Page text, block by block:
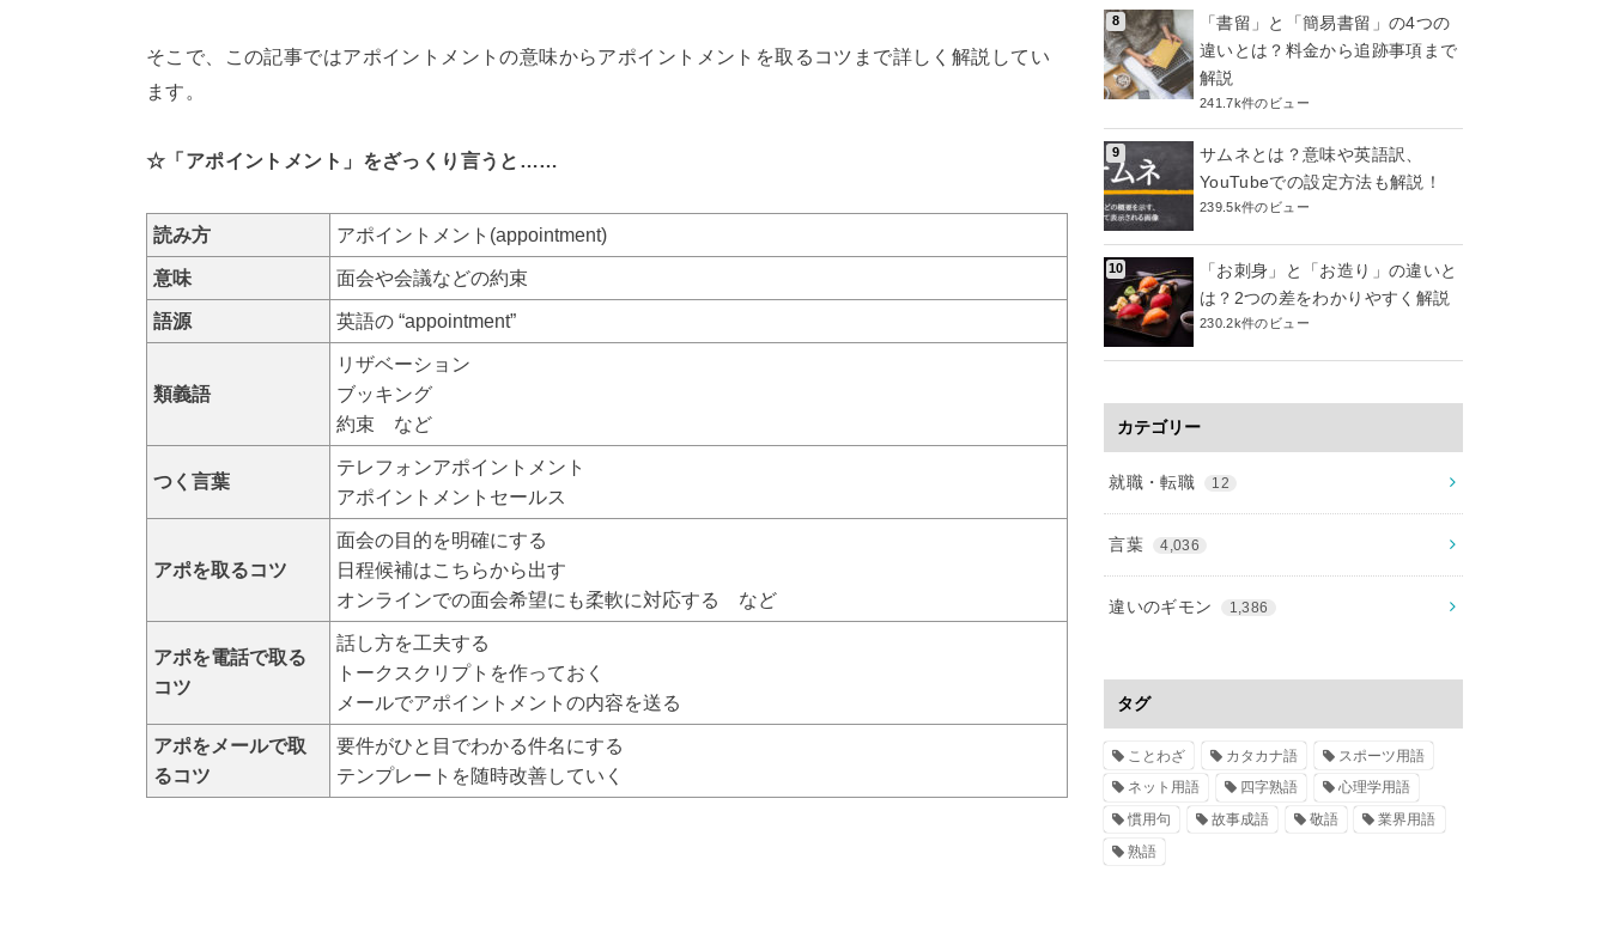
そこで、この記事ではアポイントメントの意味からアポイントメントを取るコツまで詳しく解説してい
ます。
☆「アポイントメント」をざっくり言うと……
読み方 アポイントメント(appointment)
意味 面会や会議などの約束
語源 英語の “appointment”
類義語
リザベーション
ブッキング
約束 など
つく言葉
テレフォンアポイントメント
アポイントメントセールス
アポを取るコツ
面会の目的を明確にする
日程候補はこちらから出す
オンラインでの面会希望にも柔軟に対応する など
アポを電話で取る
コツ
話し方を工夫する
トークスクリプトを作っておく
メールでアポイントメントの内容を送る
アポをメールで取
るコツ
要件がひと目でわかる件名にする
テンプレートを随時改善していく
「書留」と「簡易書留」の4つの
違いとは？料金から追跡事項まで
解説
241.7k件のビュー
サムネとは？意味や英語訳、
YouTubeでの設定方法も解説！
239.5k件のビュー
「お刺身」と「お造り」の違いと
は？2つの差をわかりやすく解説
230.2k件のビュー
カテゴリー
就職・転職 12
言葉 4,036
違いのギモン 1,386
タグ
ことわざ カタカナ語
スポーツ用語
ネット用語
四字熟語
心理学用語
慣用句
故事成語 敬語
業界用語
熟語